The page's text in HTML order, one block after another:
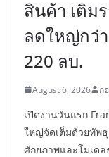
สินค้า เติม
ลดใหญ่กว่
220 ลบ.
August 6, 2026 ก
เปิดงานวันแรก
ใหญ่จัดเต็มด้วยทัพ
ศักยภาพและโมเดล